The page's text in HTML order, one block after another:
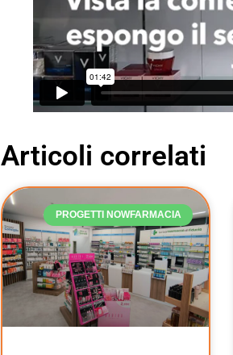
Articoli correlati
PROGETTI NOWFARMACIA